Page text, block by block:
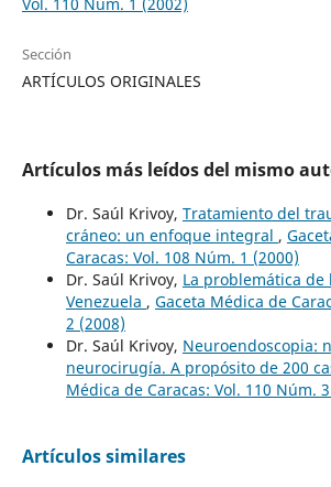
Sección
ARTÍCULOS ORIGINALES
Artículos más leídos del mismo
Dr. Saúl Krivoy, Tratamiento del
cráneo: un enfoque integral ,
Caracas: Vol. 108 Núm. 1 (2000)
Dr. Saúl Krivoy, La problemática de
Venezuela , Gaceta Médica de
2 (2008)
Dr. Saúl Krivoy, Neuroendoscopia:
neurocirugía. A propósito de 200
Médica de Caracas: Vol. 110 Núm.
Artículos similares